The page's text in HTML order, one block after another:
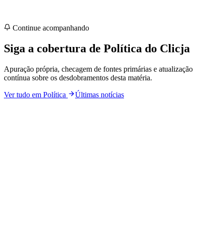
Continue acompanhando
Siga a cobertura de Política do Clicja
Apuração própria, checagem de fontes primárias e atualização
contínua sobre os desdobramentos desta matéria.
Ver tudo em Política Últimas notícias